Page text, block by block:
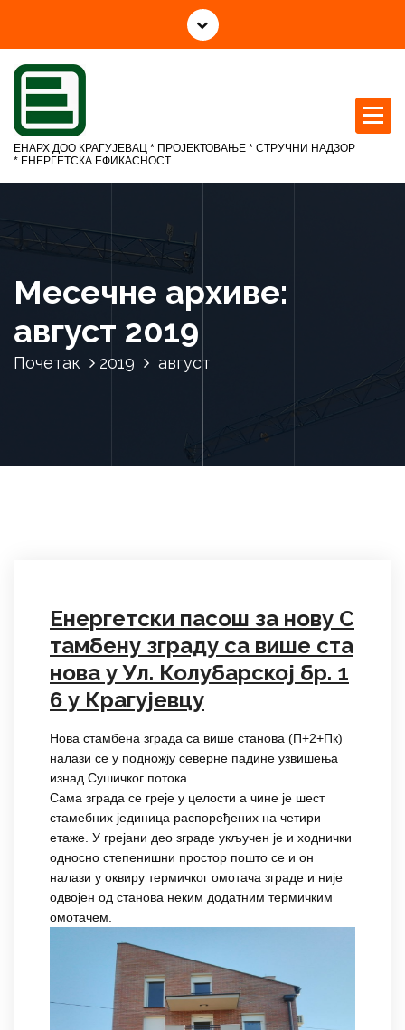
о
а
ЕНАРХ ДОО КРАГУЈЕВАЦ * ПРОЈЕКТОВАЊЕ * СТРУЧНИ НАДЗОР
* ЕНЕРГЕТСКА ЕФИКАСНОСТ
Месечне архиве:
август 2019
Почетак 2019 август
Енергетски пасош за нову С
тамбену зграду са више ста
нова у Ул. Колубарској бр. 1
6 у Крагујевцу
Нова стамбена зграда са више станова (П+2+Пк)
налази се у подножју северне падине узвишења
изнад Сушичког потока.
Сама зграда се греје у целости а чине је шест
стамебних јединица распоређених на четири
етаже. У грејани део зграде укључен је и ходнички
односно степенишни простор пошто се и он
налази у оквиру термичког омотача зграде и није
одвојен од станова неким додатним термичким
омотачем.